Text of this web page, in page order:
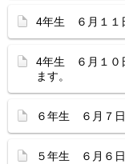
4年生 ６月１１
4年生 ６月１０
ます。
６年生 ６月７日
５年生 ６月６日